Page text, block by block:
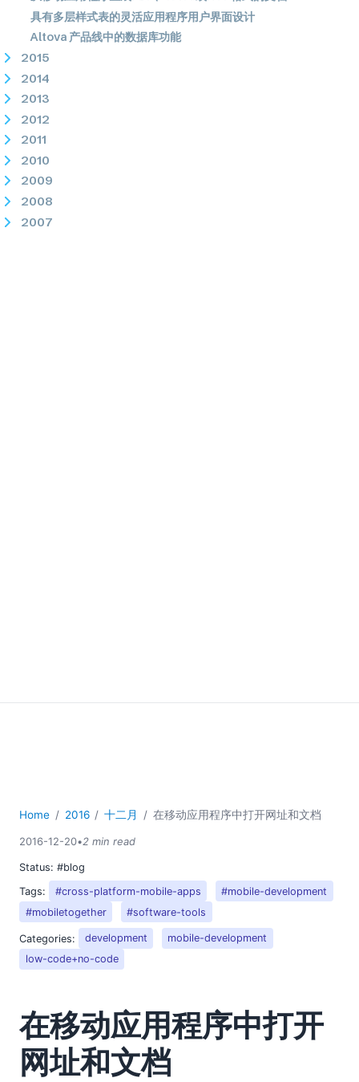
具有多层样式表的灵活应用程序用户界面设计
Altova 产品线中的数据库功能
2015
2014
2013
2012
2011
2010
2009
2008
2007
Home 2016 十二月 在移动应用程序中打开网址和文档
2016-12-20•2 min read
Status: #blog
Tags:
#cross-platform-mobile-apps
#mobile-development
#mobiletogether
#software-tools
Categories: development
mobile-development
low-code+no-code
在移动应用程序中打开
网址和文档